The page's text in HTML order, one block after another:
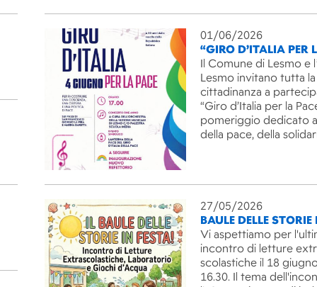
01/06/2026
“GIRO D’ITALIA PER
Il Comune di Lesmo e
Lesmo invitano tutta la
cittadinanza a
“Giro d’Italia per la
pomeriggio dedicato
della pace, della
27/05/2026
BAULE DELLE STORIE
Vi aspettiamo per
incontro di letture
scolastiche il 18
16.30. Il tema